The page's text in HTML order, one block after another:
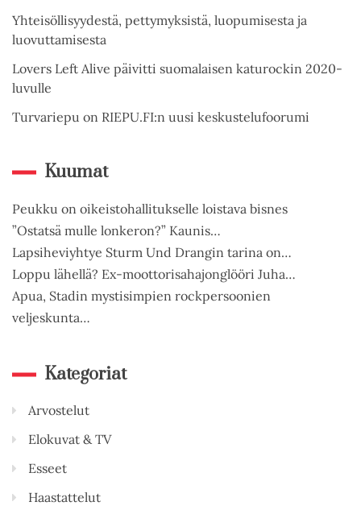
Yhteisöllisyydestä, pettymyksistä, luopumisesta ja
luovuttamisesta
Lovers Left Alive päivitti suomalaisen katurockin 2020-
luvulle
Turvariepu on RIEPU.FI:n uusi keskustelufoorumi
Kuumat
Peukku on oikeistohallitukselle loistava bisnes
”Ostatsä mulle lonkeron?” Kaunis…
Lapsiheviyhtye Sturm Und Drangin tarina on…
Loppu lähellä? Ex-moottorisahajonglööri Juha…
Apua, Stadin mystisimpien rockpersoonien
veljeskunta…
Kategoriat
Arvostelut
Elokuvat & TV
Esseet
Haastattelut